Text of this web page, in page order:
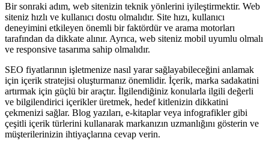
Bir sonraki adım, web sitenizin teknik yönlerini iyileştirmektir. Web
siteniz hızlı ve kullanıcı dostu olmalıdır. Site hızı, kullanıcı
deneyimini etkileyen önemli bir faktördür ve arama motorları
tarafından da dikkate alınır. Ayrıca, web siteniz mobil uyumlu olmalı
ve responsive tasarıma sahip olmalıdır.
SEO fiyatlarının işletmenize nasıl yarar sağlayabileceğini anlamak
için içerik stratejisi oluşturmanız önemlidir. İçerik, marka sadakatini
artırmak için güçlü bir araçtır. İlgilendiğiniz konularla ilgili değerli
ve bilgilendirici içerikler üretmek, hedef kitlenizin dikkatini
çekmenizi sağlar. Blog yazıları, e-kitaplar veya infografikler gibi
çeşitli içerik türlerini kullanarak markanızın uzmanlığını gösterin ve
müşterilerinizin ihtiyaçlarına cevap verin.